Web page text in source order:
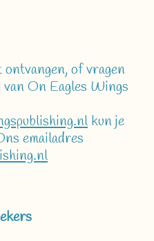
of vragen
On Eagles Wings
kun je
emailadres